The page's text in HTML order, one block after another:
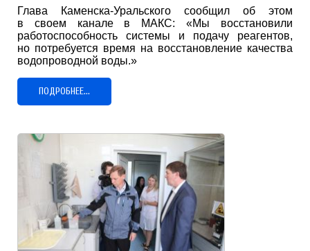
Глава Каменска-Уральского сообщил об этом
в своем канале в МАКС: «Мы восстановили
работоспособность системы и подачу реагентов,
но потребуется время на восстановление качества
водопроводной воды.»
ПОДРОБНЕЕ...